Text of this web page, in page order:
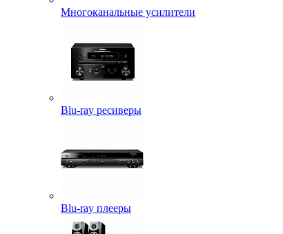
Многоканальные усилители
Blu-ray ресиверы
Blu-ray плееры